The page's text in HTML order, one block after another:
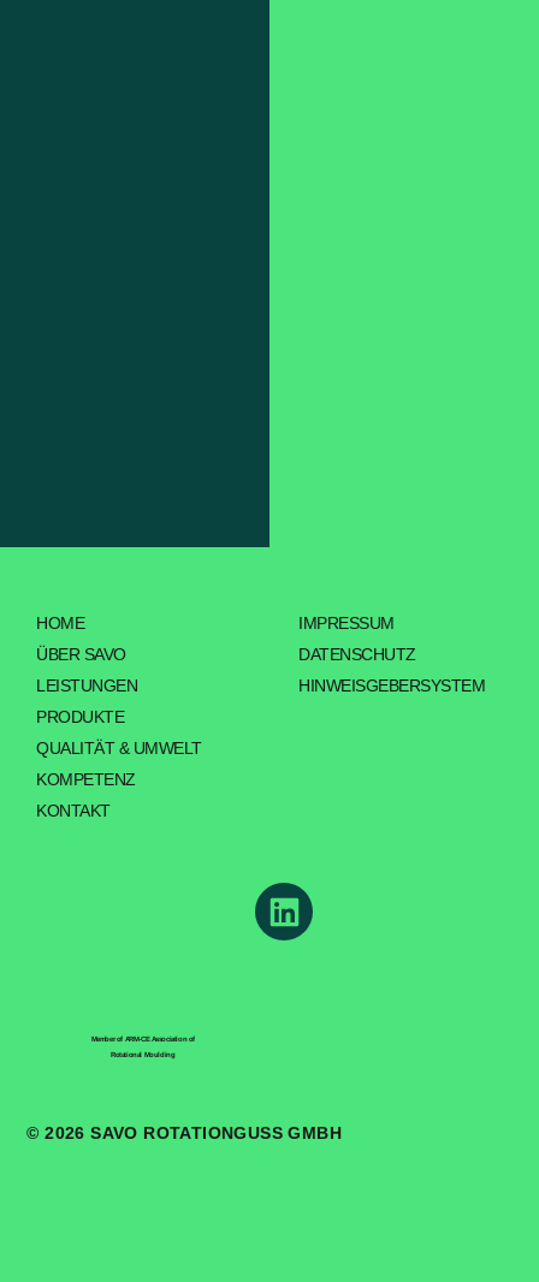
Member of ARM-CE Association of
Rotational Moulding
© 2026 SAVO ROTATIONGUSS GMBH
HOME
ÜBER SAVO
LEISTUNGEN
PRODUKTE
QUALITÄT & UMWELT
KOMPETENZ
KONTAKT
IMPRESSUM
DATENSCHUTZ
HINWEISGEBERSYSTEM